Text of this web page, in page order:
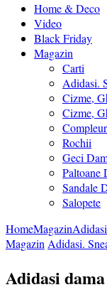
Home & Deco
Video
Black Friday
Magazin
Carti
Adidasi.
Cizme,
Cizme,
Rochii
Geci
Paltoane
Sandale
Salopete
HomeMagazin
Magazin Adidasi.
Adidasi